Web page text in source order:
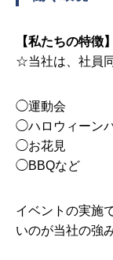
【私たちの特徴】
☆当社は、社員
◯運動会
◯ハロウィーン
◯お花見
◯BBQなど
イベントの実施
いのが当社の強